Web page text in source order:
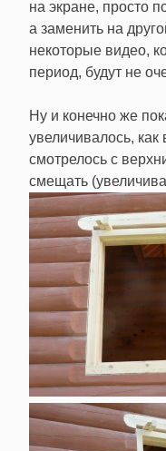
на экране, просто
а заменить на
некоторые видео,
период, будут не
Ну и конечно же
увеличивалось, как
смотрелось с
смещать